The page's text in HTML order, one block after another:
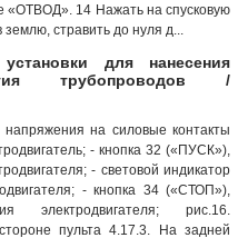
«ОТВОД». 14 Нажать на спусковую
стравить до нуля д...
для нанесения
трубопроводов /
на силовые контакты
- кнопка 32 («ПУСК»),
- световой индикатор
- кнопка 34 («СТОП»),
электродвигателя; рис.16.
пульта 4.17.3. На задней